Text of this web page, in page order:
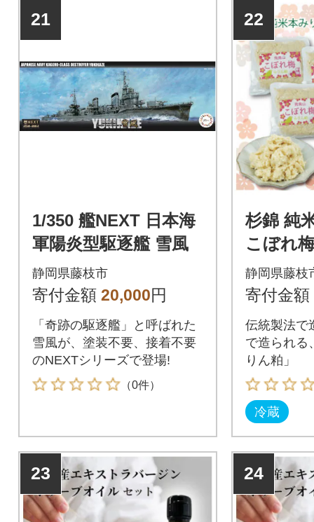
21
1/350 艦NEXT 日本海
軍陽炎型駆逐艦 雪風
静岡県藤枝市
寄付金額 20,000円
「奇跡の駆逐艦」と呼ばれた
雪風が、塗装不要、接着不要
のNEXTシリーズで登場!
（0件）
22
杉錦 純
こぼれ
静岡県藤枝
寄付金額
伝統製法で
で造られる
りん粕」
冷蔵
23 24